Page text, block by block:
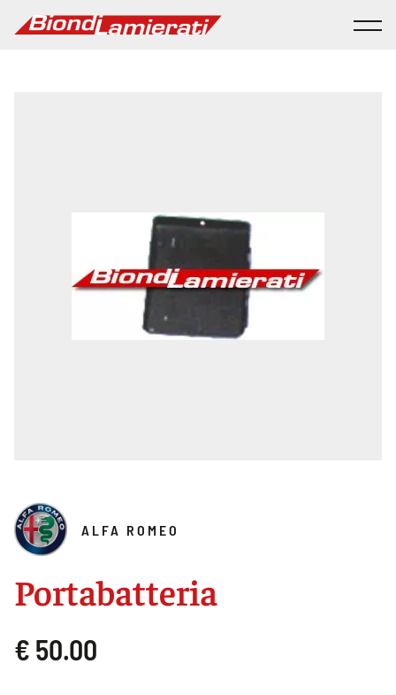
ALFA ROMEO
Portabatteria
€ 50.00